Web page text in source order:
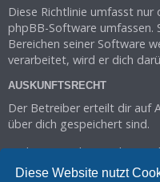
Diese Website nutzt
Diese Richtlinie umfasst nur
phpBB-Software umfassen.
Bereichen seiner Software
verarbeitet, wird er dich
AUSKUNFTSRECHT
Der Betreiber erteilt dir auf
über dich gespeichert sind.
Du kannst jederzeit die
verlangen. Kontaktiere